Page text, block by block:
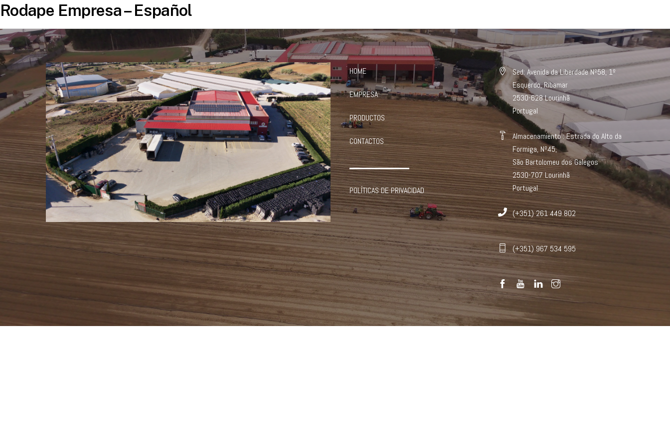
Rodape Empresa – Español
HOME
EMPRESA
PRODUCTOS
CONTACTOS
POLÍTICAS DE PRIVACIDAD
Sed: Avenida da Liberdade Nº58, 1º
Esquerdo, Ribamar
2530-628 Lourinhã
Portugal
Almacenamiento : Estrada do Alto da
Formiga, Nº45,
São Bartolomeu dos Galegos
2530-707 Lourinhã
Portugal
(+351) 261 449 802
(+351) 967 534 595